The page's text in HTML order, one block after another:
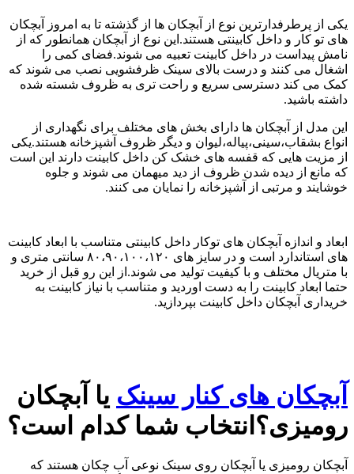
یکی از پرطرفدارترین نوع از آبچکان ها از گذشته تا به امروز آبچکان
های تو کار و داخل کابینتی هستند.این نوع از آبچکان همانطور که از
نامش پیداست در داخل کابینت تعبیه می شوند.فضای کمی را
اشغال می کنند و درست بالای سینک ظرفشویی نصب می شوند که
کمک می کند دسترسی سریع و راحت تری به ظروف شسته شده
داشته باشید.
این مدل از آبچکان ها دارای بخش های مختلف برای نگهداری از
انواع بشقاب،سینی،پیاله،لیوان و دیگر ظروف آشپزخانه هستند.یکی
از مزیت هایی که قفسه های خشک کن داخل کابینت دارند این است
که مانع از دیده شدن ظروف از دید میهمان می شوند و جلوه
خوشایند و مرتبی از آشپزخانه را نمایان می کنند.
ابعاد و اندازه آبچکان های توکار داخل کابینتی متناسب با ابعاد کابینت
های استاندارد است و در سایز های ۸۰،۹۰،۱۰۰،۱۲۰ سانتی متری و
با متریال مختلف و با کیفیت تولید می شوند.از این رو قبل از خرید
حتما ابعاد کابینت را به دست اوردید و متناسب با نیاز کابینت به
خریداری آبچکان داخل کابینت بپردازید.
آبچکان های کنار سینک یا آبچکان
رومیزی؟انتخاب شما کدام است؟
آبچکان رومیزی یا آبچکان روی سینک نوعی آب چکان هستند که